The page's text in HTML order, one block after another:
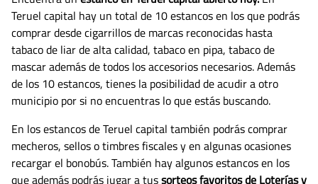
Teruel capital hay un total de 10 estancos en los que podrás
comprar desde cigarrillos de marcas reconocidas hasta
tabaco de liar de alta calidad, tabaco en pipa, tabaco de
mascar además de todos los accesorios necesarios.Además
de los 10 estancos, tienes la posibilidad de acudir a otro
municipio por si no encuentras lo que estás buscando.
En los estancos de Teruel capital también podrás comprar
mecheros, sellos o timbres fiscales y en algunas ocasiones
recargar el bonobús. También hay algunos estancos en los
que además podrás jugar a tussorteos favoritos de Loterías y